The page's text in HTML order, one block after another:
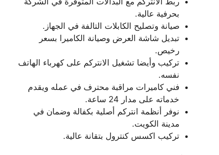
بحرفية عالية.
صيانة وتصليح الكابلات التالفة في الجهاز.
تبديل شاشة العرض وصيانة الكاميرا بسعر
رخيص.
تركيب وأيضا تشغيل الانتركم على كهرباء الهاتف
نفسه.
فني كاميرات مراقبة محترف في عمله ويقدم
خدماته على مدار 24 ساعة.
نوفر أنظمة انتركم أصلية بكفالة وضمان في
مدينة الكويت.
تركيب اكسس كنترول بتقانة عالية.